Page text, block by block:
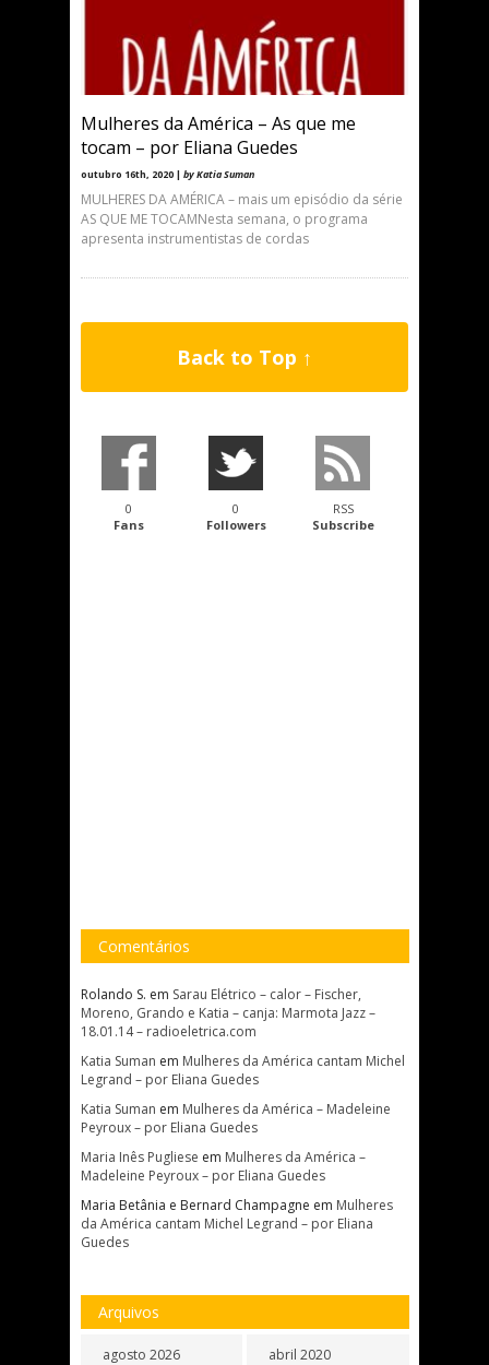
Mulheres da América – As que me
tocam – por Eliana Guedes
outubro 16th, 2020 | by Katia Suman
MULHERES DA AMÉRICA – mais um episódio da série
AS QUE ME TOCAMNesta semana, o programa
apresenta instrumentistas de cordas
Back to Top ↑
0
Fans
0
Followers
RSS
Subscribe
Comentários
Rolando S. em Sarau Elétrico – calor – Fischer,
Moreno, Grando e Katia – canja: Marmota Jazz –
18.01.14 – radioeletrica.com
Katia Suman em Mulheres da América cantam Michel
Legrand – por Eliana Guedes
Katia Suman em Mulheres da América – Madeleine
Peyroux – por Eliana Guedes
Maria Inês Pugliese em Mulheres da América –
Madeleine Peyroux – por Eliana Guedes
Maria Betânia e Bernard Champagne em Mulheres
da América cantam Michel Legrand – por Eliana
Guedes
Arquivos
agosto 2026 abril 2020